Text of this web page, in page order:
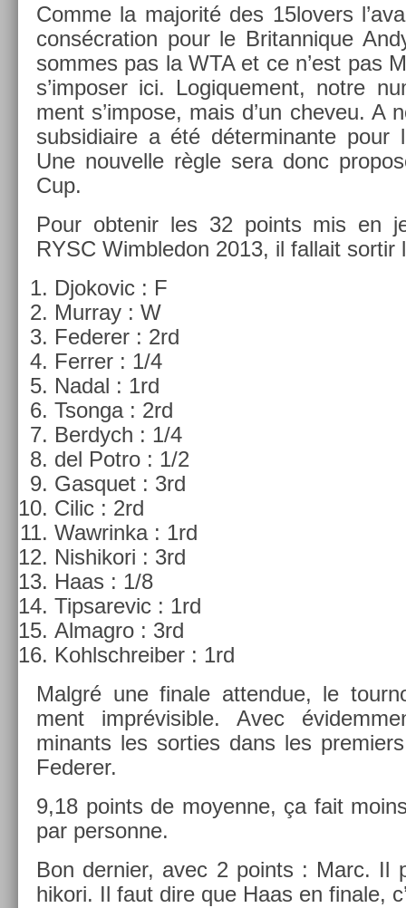
Comme la majorité des 15lovers
con­sécra­tion pour le Britan­nique
som­mes pas la WTA et ce n’est pas
s’im­pos­er ici. Logique­ment, notre
ment s’im­pose, mais d’un cheveu. A
sub­sidiaire a été déter­minan­te pour
Une nouvel­le règle sera donc
Cup.
Pour ob­tenir les 32 points mis en
RYSC Wimbledon 2013, il fal­lait sor­tir
Djokovic : F
Mur­ray : W
Feder­er : 2rd
Ferr­er : 1/4
Nadal : 1rd
Tson­ga : 2rd
Be­rdych : 1/4
del Potro : 1/2
Gas­quet : 3rd
Cilic : 2rd
Waw­rinka : 1rd
Nis­hikori : 3rd
Haas : 1/8
Tip­sarevic : 1rd
Al­mag­ro : 3rd
Kohlschreib­er : 1rd
Malgré une fin­ale at­tendue, le
ment im­prévisib­le. Avec
minants les sort­ies dans les
Feder­er.
9,18 points de moyen­ne, ça fait
par per­son­ne.
Bon de­rni­er, avec 2 points : Marc. Il
hikori. Il faut dire que Haas en fin­ale,